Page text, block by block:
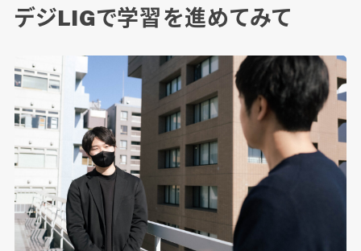
デジLIGで学習を進めてみて